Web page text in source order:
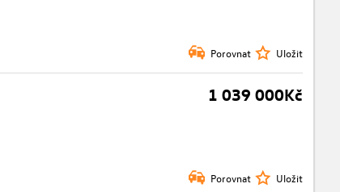
Porovnat Uložit
1 039 000Kč
Porovnat Uložit